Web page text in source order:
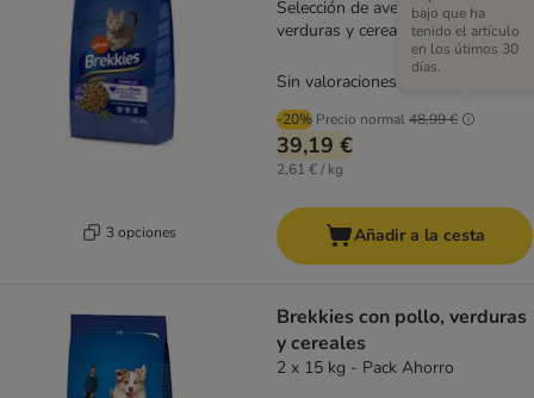
3 opciones
Selección de aves y pescados,
verduras y cereales
-20% Precio normal48,99 €
bajo que ha
tenido el artículo
en los útimos 30
días.
39,19 €
2,61 € / kg
Sin valoraciones
Añadir a la cesta
Brekkies con pollo, verduras
y cereales
2 x 15 kg - Pack Ahorro